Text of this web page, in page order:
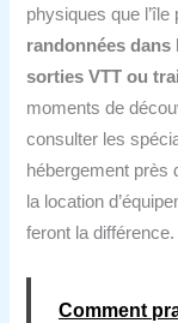
physiques que l’île
randonnées dans
sorties VTT ou trail
moments de
consulter les
hébergement près
la location
feront la différence.
Comment